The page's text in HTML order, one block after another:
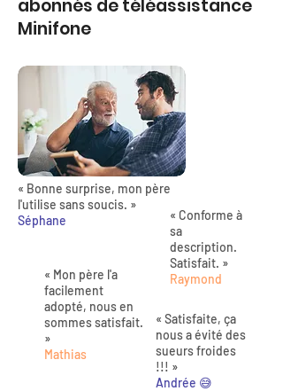
abonnés de téléassistance
Minifone
« Bonne surprise, mon père
l'utilise sans soucis. »
Séphane
« Mon père l'a
facilement
adopté, nous en
sommes satisfait.
»
Mathias
« Conforme à
sa
description.
Satisfait. »
Raymond
« Satisfaite, ça
nous a évité des
sueurs froides
!!! »
Andrée 😅